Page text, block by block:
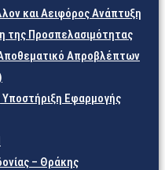
και Αειφόρος Ανάπτυξη
της Προσπελασιμότητας
Απροβλέπτων
Υποστήριξη Εφαρμογής
– Θράκης